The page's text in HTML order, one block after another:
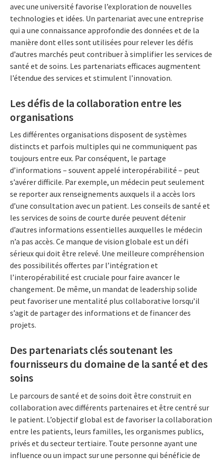
avec une université favorise l’exploration de nouvelles
technologies et idées. Un partenariat avec une entreprise
qui a une connaissance approfondie des données et de la
manière dont elles sont utilisées pour relever les défis
d’autres marchés peut contribuer à simplifier les services de
santé et de soins. Les partenariats efficaces augmentent
l’étendue des services et stimulent l’innovation.
Les défis de la collaboration entre les
organisations
Les différentes organisations disposent de systèmes
distincts et parfois multiples qui ne communiquent pas
toujours entre eux. Par conséquent, le partage
d’informations – souvent appelé interopérabilité – peut
s’avérer difficile. Par exemple, un médecin peut seulement
se reporter aux renseignements auxquels il a accès lors
d’une consultation avec un patient. Les conseils de santé et
les services de soins de courte durée peuvent détenir
d’autres informations essentielles auxquelles le médecin
n’a pas accès. Ce manque de vision globale est un défi
sérieux qui doit être relevé. Une meilleure compréhension
des possibilités offertes par l’intégration et
l’interopérabilité est cruciale pour faire avancer le
changement. De même, un mandat de leadership solide
peut favoriser une mentalité plus collaborative lorsqu’il
s’agit de partager des informations et de financer des
projets.
Des partenariats clés soutenant les
fournisseurs du domaine de la santé et des
soins
Le parcours de santé et de soins doit être construit en
collaboration avec différents partenaires et être centré sur
le patient. L’objectif global est de favoriser la collaboration
entre les patients, leurs familles, les organismes publics,
privés et du secteur tertiaire. Toute personne ayant une
influence ou un impact sur une personne qui bénéficie de